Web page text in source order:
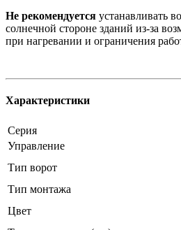
Не рекомендуется устанавливать
солнечной стороне зданий из-за
при нагревании и ограничения
Характеристики
Серия
Управление
Тип ворот
Тип монтажа
Цвет